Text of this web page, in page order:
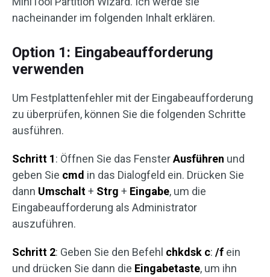
nacheinander im folgenden Inhalt erklären.
Option 1: Eingabeaufforderung
verwenden
Um Festplattenfehler mit der Eingabeaufforderung
zu überprüfen, können Sie die folgenden Schritte
ausführen.
Schritt 1: Öffnen Sie das FensterAusführen und
geben Sie cmd in das Dialogfeld ein. Drücken Sie
dann Umschalt+ Strg + Eingabe, um die
Eingabeaufforderung als Administrator
auszuführen.
Schritt 2: Geben Sie den Befehl chkdsk c: /f ein
und drücken Sie dann die Eingabetaste, um ihn